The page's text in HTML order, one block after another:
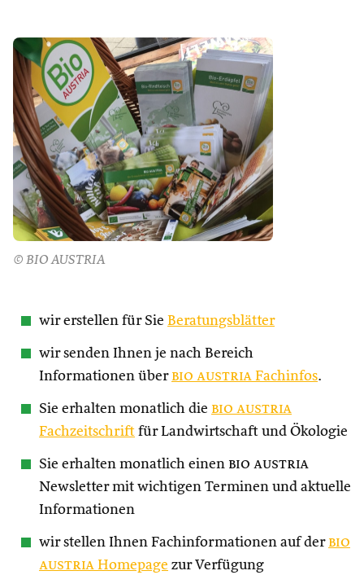
© BIO AUSTRIA
wir erstellen für Sie Beratungsblätter
wir senden Ihnen je nach Bereich
Informationen über bio austria Fachinfos.
Sie erhalten monatlich die bio austria
Fachzeitschrift für Landwirtschaft und Ökologie
Sie erhalten monatlich einen bio austria
Newsletter mit wichtigen Terminen und aktuelle
Informationen
wir stellen Ihnen Fachinformationen auf der bio
austria Homepage zur Verfügung